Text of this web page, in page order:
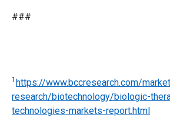
###
1 https://www.bccresearch.com/
research/biotechnology/biologic-
technologies-markets-report.html